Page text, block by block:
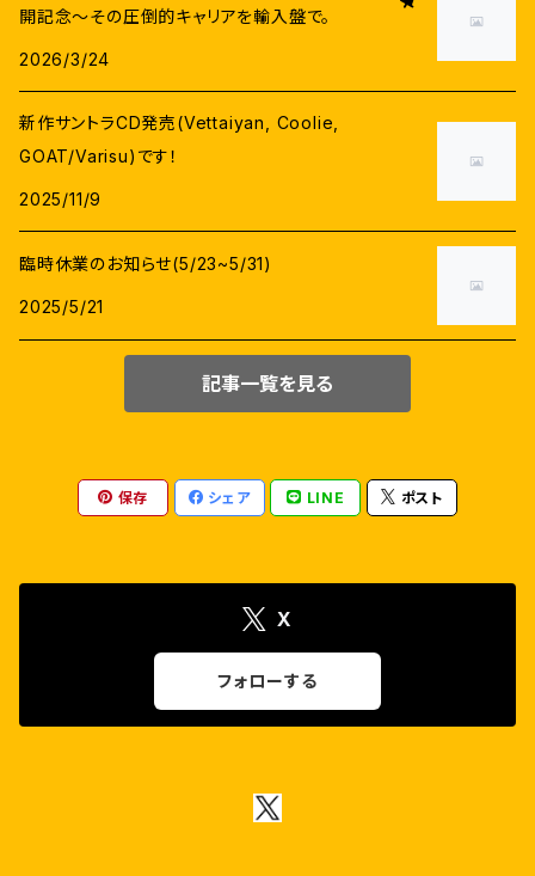
スーリヤ
G.V.プラカーシュクマール
アルン・ヴィジャイ
ニティヤー・メーネン
ヴァララクシュミ・サラットクマール
エイミー・ジャクソン
キールティ・スレーシュ
セルヴァラーガヴァン
マニシャルマー
開記念〜その圧倒的キャリアを輸入盤で。
2026/3/24
新作サントラCD発売(Vettaiyan, Coolie,
GOAT/Varisu)です！
2025/11/9
臨時休業のお知らせ(5/23~5/31)
2025/5/21
記事一覧を見る
保存 シェア LINE ポスト
X
フォローする